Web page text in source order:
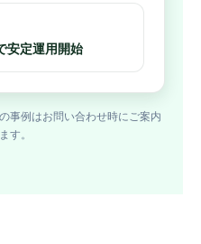
安定運用開始
事例はお問い合わせ時にご案内
す。